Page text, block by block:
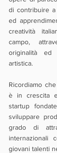
di contribuire
ed
creatività
campo,
originalità ed
artistica.
Ricordiamo
è in crescita
startup
sviluppare
grado di
internazionali
giovani talenti